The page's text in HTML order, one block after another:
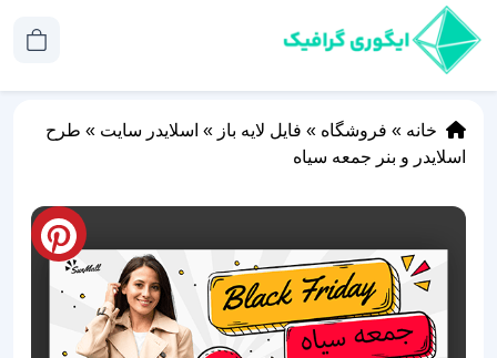
خانه » فروشگاه » فایل لایه باز » اسلایدر سایت » طرح
اسلایدر و بنر جمعه سیاه